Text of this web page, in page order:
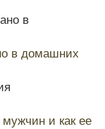
в домашних
и как ее